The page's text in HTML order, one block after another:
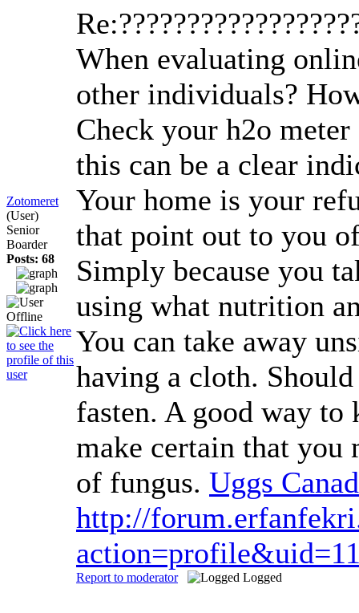
Zotomeret
(User)
Senior
Boarder
Posts: 68
When evaluating
other individuals?
Check your h2o
this can be a clear
Your home is your
that point out to you
Simply because you
using what nutrition
You can take away
having a cloth.
fasten. A good way
make certain that you
of fungus. Uggs
http://
Report to moderator Logged